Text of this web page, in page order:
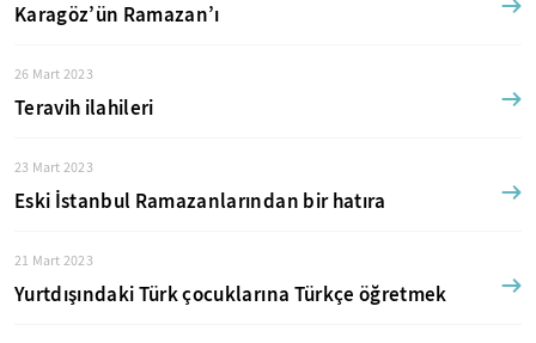
Karagöz’ün Ramazan’ı
26 Mart 2023
Teravih ilahileri
23 Mart 2023
Eski İstanbul Ramazanlarından bir hatıra
21 Mart 2023
Yurtdışındaki Türk çocuklarına Türkçe öğretmek